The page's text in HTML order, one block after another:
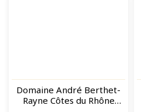
Domaine André Berthet-
Rayne Côtes du Rhône